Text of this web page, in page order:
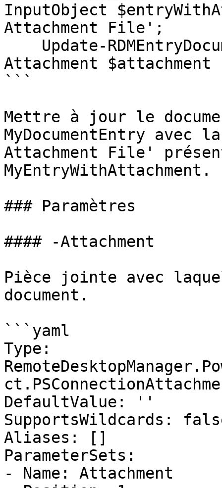
InputObject
Attachment File';
Attachment $attachment
```
Mettre à jour le
MyDocumentEntry
Attachment File'
MyEntryWithAttachment.
### Paramètres
#### -Attachment
Pièce jointe avec
document.
```yaml
Type:
DefaultValue: ''
SupportsWildcards:
Aliases: []
ParameterSets:
- Name: Attachment